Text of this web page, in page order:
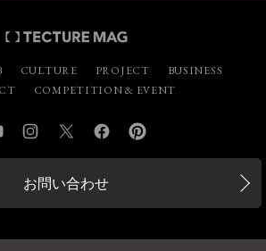
CULTURE PROJECT
BUSINESS
COMPETITION & EVENT
YouTube InstagramTwitter Facebook
お問い合わせ